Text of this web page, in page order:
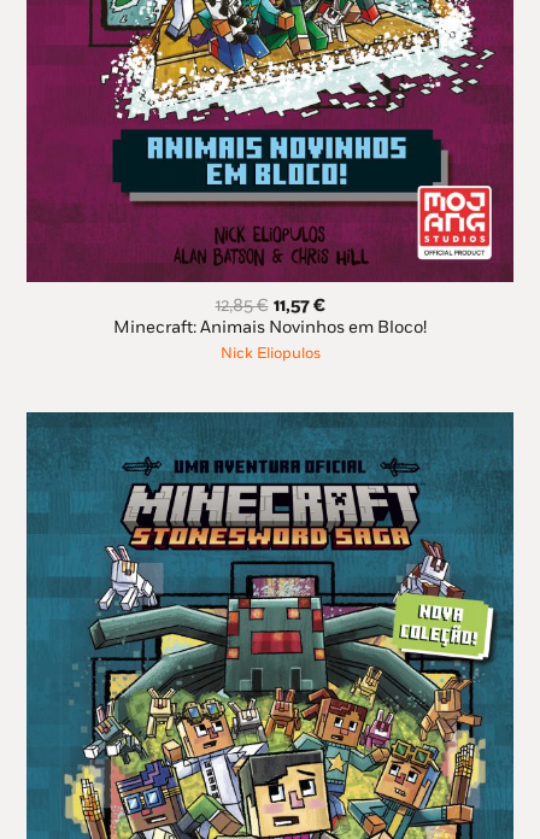
12,85€ O
preço
original
era:
11,57€O
preço
Minecraft: Animais Novinhos em Bloco!
Nick Eliopulos